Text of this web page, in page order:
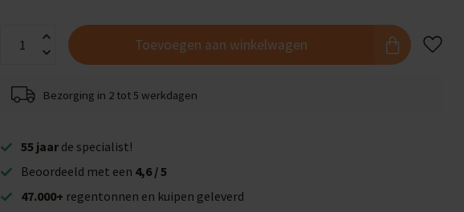
Toevoegen aan winkelwagen
Bezorging in 2 tot 5 werkdagen
55 jaar de specialist!
Beoordeeld met een 4,6 / 5
47.000+ regentonnen en kuipen geleverd